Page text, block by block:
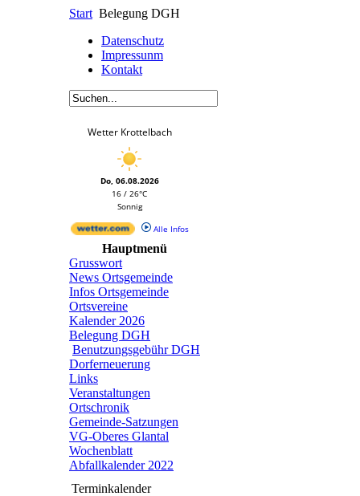
Start Belegung DGH
Datenschutz
Impressunm
Kontakt
Wetter Krottelbach
Do, 06.08.2026
16 / 26°C
Sonnig
Alle Infos
Hauptmenü
Grusswort
News Ortsgemeinde
Infos Ortsgemeinde
Ortsvereine
Kalender 2026
Belegung DGH
Benutzungsgebühr DGH
Dorferneuerung
Links
Veranstaltungen
Ortschronik
Gemeinde-Satzungen
VG-Oberes Glantal
Wochenblatt
Abfallkalender 2022
Terminkalender